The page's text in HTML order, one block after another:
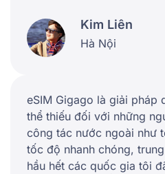
Kim Liên
Hà Nội
eSIM Gigago là giải pháp
thể thiếu đối với những
công tác nước ngoài như
tốc độ nhanh chóng,
hầu hết các quốc gia tôi